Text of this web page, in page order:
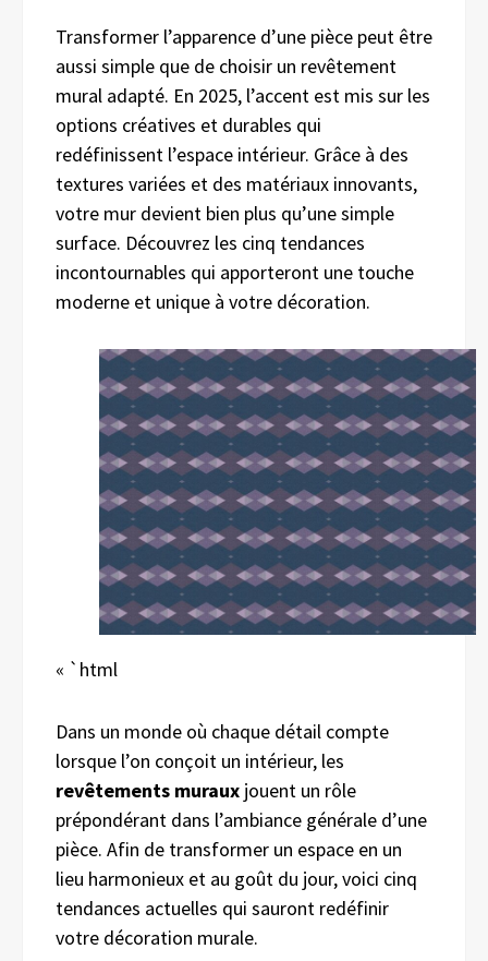
Transformer l’apparence d’une pièce peut être
aussi simple que de choisir un revêtement
mural adapté. En 2025, l’accent est mis sur les
options créatives et durables qui
redéfinissent l’espace intérieur. Grâce à des
textures variées et des matériaux innovants,
votre mur devient bien plus qu’une simple
surface. Découvrez les cinq tendances
incontournables qui apporteront une touche
moderne et unique à votre décoration.
« `html
Dans un monde où chaque détail compte
lorsque l’on conçoit un intérieur, les
revêtements muraux jouent un rôle
prépondérant dans l’ambiance générale d’une
pièce. Afin de transformer un espace en un
lieu harmonieux et au goût du jour, voici cinq
tendances actuelles qui sauront redéfinir
votre décoration murale.